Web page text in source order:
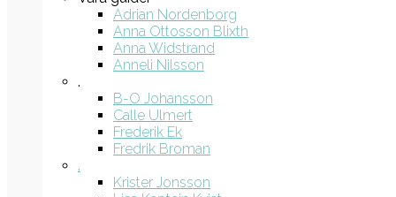
Adrian Nordenborg
Anna Ottosson Blixth
Anna Widstrand
Anneli Nilsson
.
B-O Johansson
Calle Ulmert
Frederik Ek
Fredrik Broman
.
Krister Jonsson